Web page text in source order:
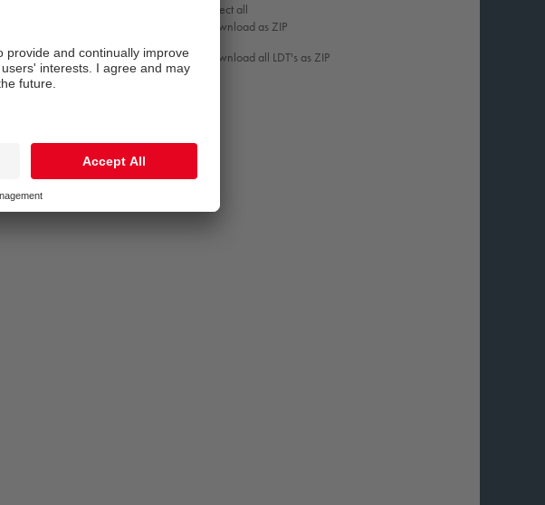
Select all
Download as ZIP
Download all LDT's as ZIP